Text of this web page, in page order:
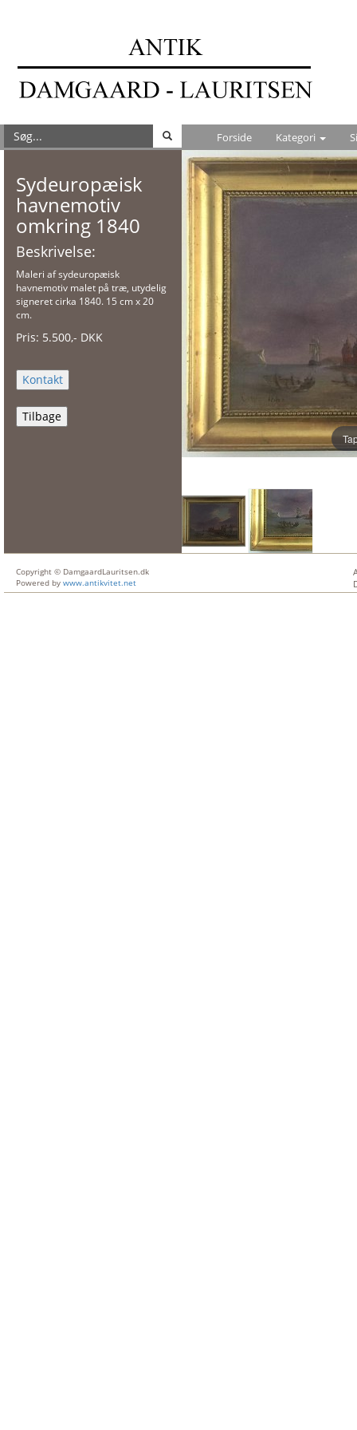
Forside Kategori
Sydeuropæisk
havnemotiv
omkring 1840
Beskrivelse:
Maleri af sydeuropæisk
havnemotiv malet på træ, utydelig
signeret cirka 1840. 15 cm x 20
cm.
Pris: 5.500,- DKK
Tilbage
Copyright © DamgaardLauritsen.dk
Powered by www.antikvitet.net